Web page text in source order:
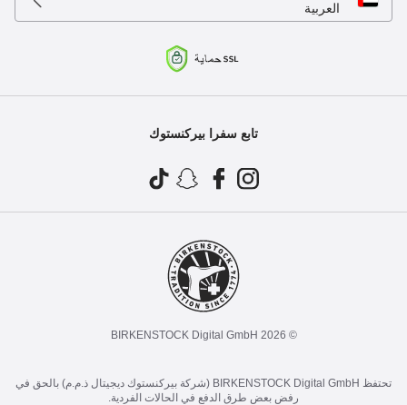
العربية
تابع سفرا بيركنستوك
© 2026 BIRKENSTOCK Digital GmbH
تحتفظ BIRKENSTOCK Digital GmbH (شركة بيركنستوك ديجيتال ذ.م.م) بالحق في
رفض بعض طرق الدفع في الحالات الفردية.